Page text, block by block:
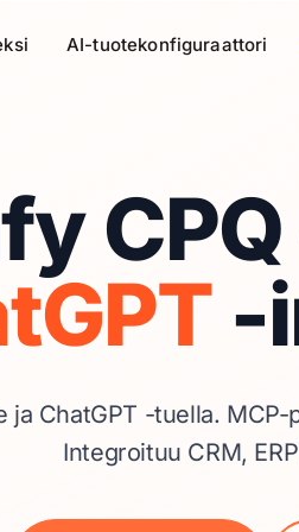
AI-tuotekonfiguraattori
-
ja ChatGPT -tuella.
Integroituu CRM,